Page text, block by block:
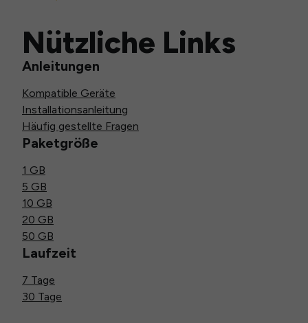
Nützliche Links
Anleitungen
Kompatible Geräte
Installationsanleitung
Häufig gestellte Fragen
Paketgröße
1 GB
5 GB
10 GB
20 GB
50 GB
Laufzeit
7 Tage
30 Tage